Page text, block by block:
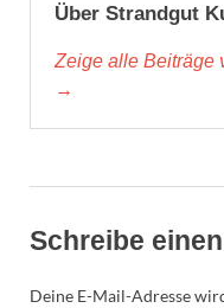
Über Strandgut
Zeige alle Beiträge
→
Schreibe
Deine E-Mail-Adresse